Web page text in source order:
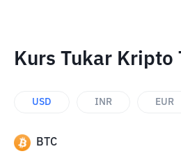
Kurs Tukar Kripto
USD INR EUR
BTC